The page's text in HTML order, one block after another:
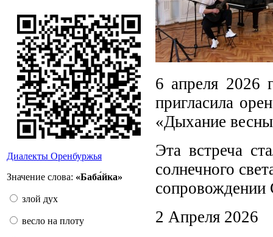
Диалекты Оренбуржья
Значение слова: «Баба́йка»
злой дух
весло на плоту
6 апреля 2026
пригласила
«Дыхание
Эта встреча
солнечного
сопровождении
2 Апреля 2026